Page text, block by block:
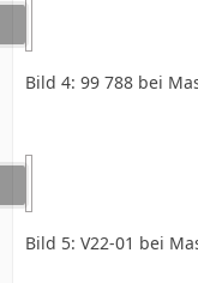
Bild 4: 99 788 bei
Bild 5: V22-01 bei